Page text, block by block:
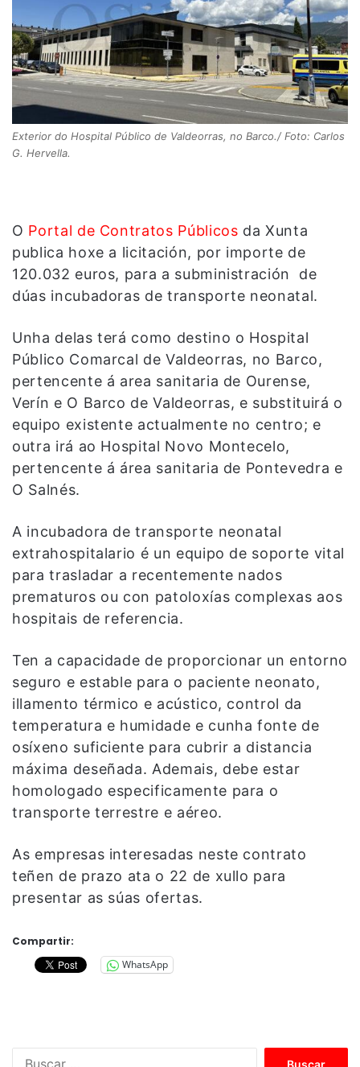
Exterior do Hospital Público de Valdeorras, no Barco./ Foto: Carlos
G. Hervella.
O Portal de Contratos Públicos da Xunta
publica hoxe a licitación, por importe de
120.032 euros, para a subministración de
dúas incubadoras de transporte neonatal.
Unha delas terá como destino o Hospital
Público Comarcal de Valdeorras, no Barco,
pertencente á area sanitaria de Ourense,
Verín e O Barco de Valdeorras, e substituirá o
equipo existente actualmente no centro; e
outra irá ao Hospital Novo Montecelo,
pertencente á área sanitaria de Pontevedra e
O Salnés.
A incubadora de transporte neonatal
extrahospitalario é un equipo de soporte vital
para trasladar a recentemente nados
prematuros ou con patoloxías complexas aos
hospitais de referencia.
Ten a capacidade de proporcionar un entorno
seguro e estable para o paciente neonato,
illamento térmico e acústico, control da
temperatura e humidade e cunha fonte de
osíxeno suficiente para cubrir a distancia
máxima deseñada. Ademais, debe estar
homologado especificamente para o
transporte terrestre e aéreo.
As empresas interesadas neste contrato
teñen de prazo ata o 22 de xullo para
presentar as súas ofertas.
Compartir:
WhatsApp